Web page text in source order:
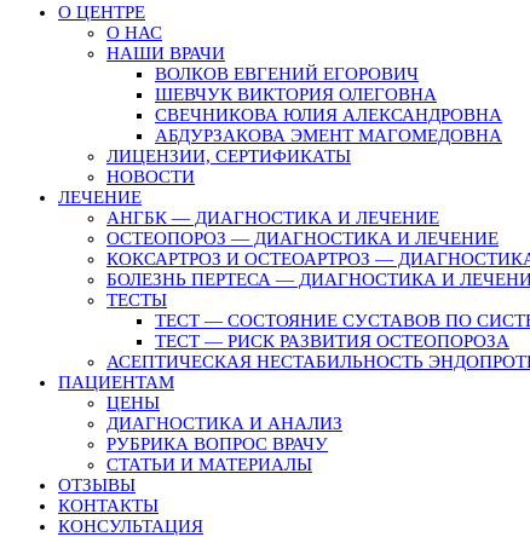
О ЦЕНТРЕ
О НАС
НАШИ ВРАЧИ
ВОЛКОВ ЕВГЕНИЙ ЕГОРОВИЧ
ШЕВЧУК ВИКТОРИЯ ОЛЕГОВНА
СВЕЧНИКОВА ЮЛИЯ АЛЕКСАНДРОВНА
АБДУРЗАКОВА ЭМЕНТ МАГОМЕДОВНА
ЛИЦЕНЗИИ, СЕРТИФИКАТЫ
НОВОСТИ
ЛЕЧЕНИЕ
АНГБК — ДИАГНОСТИКА И ЛЕЧЕНИЕ
ОСТЕОПОРОЗ — ДИАГНОСТИКА И ЛЕЧЕНИЕ
КОКСАРТРОЗ И ОСТЕОАРТРОЗ —
БОЛЕЗНЬ ПЕРТЕСА — ДИАГНОСТИКА И
ТЕСТЫ
ТЕСТ — СОСТОЯНИЕ СУСТАВОВ ПО
ТЕСТ — РИСК РАЗВИТИЯ ОСТЕОПОРОЗА
АСЕПТИЧЕСКАЯ НЕСТАБИЛЬНОСТЬ
ПАЦИЕНТАМ
ЦЕНЫ
ДИАГНОСТИКА И АНАЛИЗ
РУБРИКА ВОПРОС ВРАЧУ
СТАТЬИ И МАТЕРИАЛЫ
ОТЗЫВЫ
КОНТАКТЫ
КОНСУЛЬТАЦИЯ